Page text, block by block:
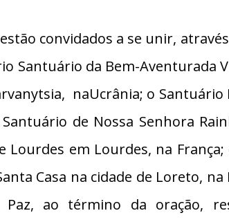
convidados a se unir,
Santuário da Bem-Aventurada
naUcrânia; o
de Nossa Senhora
em Lourdes, na
Casa na cidade de Loreto,
ao término da oração,